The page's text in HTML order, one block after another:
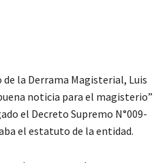
la Derrama Magisterial, Luis
noticia para el magisterio”
el Decreto Supremo N°009-
el estatuto de la entidad.